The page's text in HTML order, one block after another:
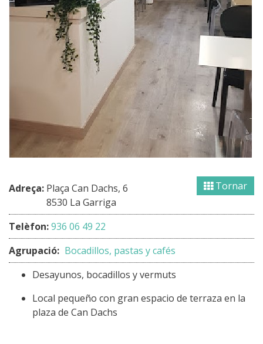
Tornar
Adreça: Plaça Can Dachs, 6
8530 La Garriga
Telèfon:936 06 49 22
Agrupació: Bocadillos, pastas y cafés
Desayunos, bocadillos y vermuts
Local pequeño con gran espacio de terraza en la
plaza de Can Dachs